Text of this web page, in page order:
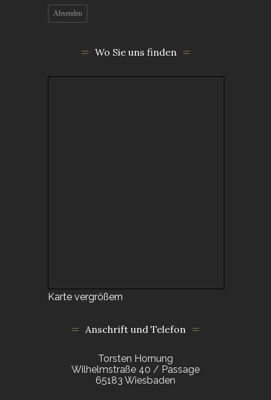
Wo Sie uns finden
Karte vergrößern
Anschrift und Telefon
Torsten Hornung
Wilhelmstraße 40 / Passage
65183 Wiesbaden